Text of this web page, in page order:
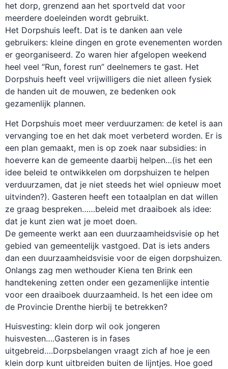
het dorp, grenzend aan het sportveld dat voor
meerdere doeleinden wordt gebruikt.
Het Dorpshuis leeft. Dat is te danken aan vele
gebruikers: kleine dingen en grote evenementen worden
er georganiseerd. Zo waren hier afgelopen weekend
heel veel “Run, forest run” deelnemers te gast. Het
Dorpshuis heeft veel vrijwilligers die niet alleen fysiek
de handen uit de mouwen, ze bedenken ook
gezamenlijk plannen.
Het Dorpshuis moet meer verduurzamen: de ketel is aan
vervanging toe en het dak moet verbeterd worden. Er is
een plan gemaakt, men is op zoek naar subsidies: in
hoeverre kan de gemeente daarbij helpen…(is het een
idee beleid te ontwikkelen om dorpshuizen te helpen
verduurzamen, dat je niet steeds het wiel opnieuw moet
uitvinden?). Gasteren heeft een totaalplan en dat willen
ze graag bespreken……beleid met draaiboek als idee:
dat je kunt zien wat je moet doen.
De gemeente werkt aan een duurzaamheidsvisie op het
gebied van gemeentelijk vastgoed. Dat is iets anders
dan een duurzaamheidsvisie voor de eigen dorpshuizen.
Onlangs zag men wethouder Kiena ten Brink een
handtekening zetten onder een gezamenlijke intentie
voor een draaiboek duurzaamheid. Is het een idee om
de Provincie Drenthe hierbij te betrekken?
Huisvesting: klein dorp wil ook jongeren
huisvesten….Gasteren is in fases
uitgebreid….Dorpsbelangen vraagt zich af hoe je een
klein dorp kunt uitbreiden buiten de lijntjes. Hoe goed